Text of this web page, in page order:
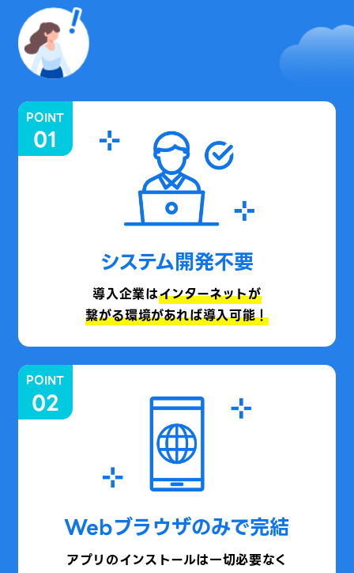
POINT
01
システム開発不要
導入企業はインターネットが
繋がる環境があれば導入可能！
POINT
02
Webブラウザのみで完結
アプリのインストールは一切必要なく